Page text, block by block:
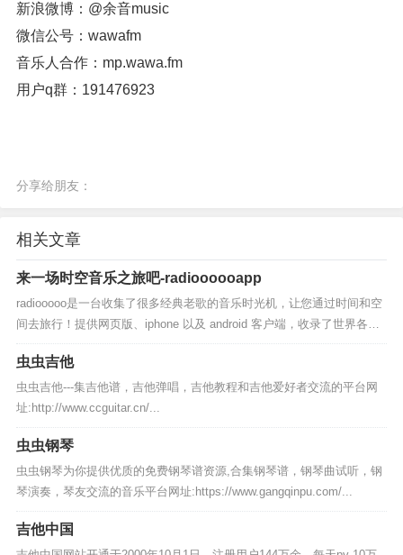
新浪微博：@余音music
微信公号：wawafm
音乐人合作：mp.wawa.fm
用户q群：191476923
分享给朋友：
相关文章
来一场时空音乐之旅吧-radioooooapp
radiooooo是一台收集了很多经典老歌的音乐时光机，让您通过时间和空
间去旅行！提供网页版、iphone 以及 android 客户端，收录了世界各地
的经典音乐作品，年份跨度相当长。...
虫虫吉他
虫虫吉他---集吉他谱，吉他弹唱，吉他教程和吉他爱好者交流的平台网
址:http://www.ccguitar.cn/...
虫虫钢琴
虫虫钢琴为你提供优质的免费钢琴谱资源,合集钢琴谱，钢琴曲试听，钢
琴演奏，琴友交流的音乐平台网址:https://www.gangqinpu.com/...
吉他中国